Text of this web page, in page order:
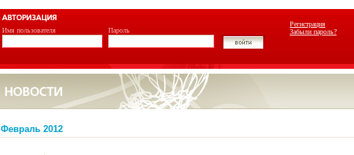
Регистрация
Забыли пароль?
Имя пользователя Пароль
Февраль 2012